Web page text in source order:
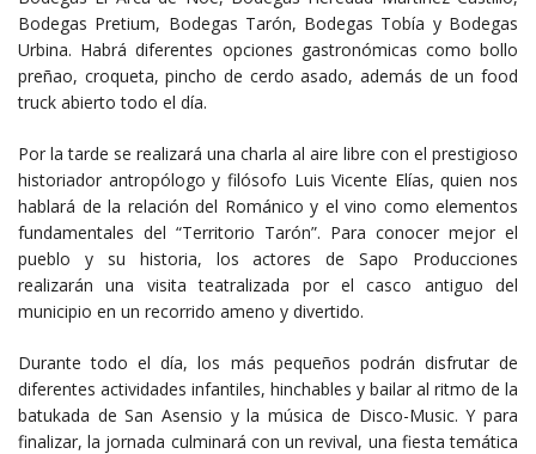
Bodegas Pretium, Bodegas Tarón, Bodegas Tobía y Bodegas
Urbina. Habrá diferentes opciones gastronómicas como bollo
preñao, croqueta, pincho de cerdo asado, además de un food
truck abierto todo el día.
Por la tarde se realizará una charla al aire libre con el prestigioso
historiador antropólogo y filósofo Luis Vicente Elías, quien nos
hablará de la relación del Románico y el vino como elementos
fundamentales del “Territorio Tarón”. Para conocer mejor el
pueblo y su historia, los actores de Sapo Producciones
realizarán una visita teatralizada por el casco antiguo del
municipio en un recorrido ameno y divertido.
Durante todo el día, los más pequeños podrán disfrutar de
diferentes actividades infantiles, hinchables y bailar al ritmo de la
batukada de San Asensio y la música de Disco-Music. Y para
finalizar, la jornada culminará con un revival, una fiesta temática